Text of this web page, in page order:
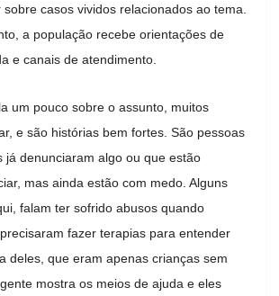
casos vividos relacionados ao tema.
a população recebe orientações de
e canais de atendimento.
um pouco sobre o assunto, muitos
e são histórias bem fortes. São pessoas
já denunciaram algo ou que estão
mas ainda estão com medo. Alguns
falam ter sofrido abusos quando
fazer terapias para entender
deles, que eram apenas crianças sem
mostra os meios de ajuda e eles